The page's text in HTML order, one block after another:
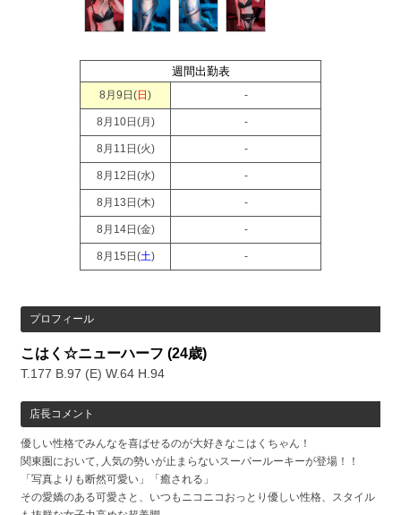
週間出勤表
8月9日(日) -
8月10日(月) -
8月11日(火) -
8月12日(水) -
8月13日(木) -
8月14日(金) -
8月15日(土) -
プロフィール
こはく☆ニューハーフ(24歳)
T.177 B.97 (E) W.64 H.94
店長コメント
優しい性格でみんなを喜ばせるのが大好きなこはくちゃん！
関東圏において, 人気の勢いが止まらないスーパールーキーが登場！！
「写真よりも断然可愛い」「癒される」
その愛嬌のある可愛さと、いつもニコニコおっとり優しい性格、スタイル